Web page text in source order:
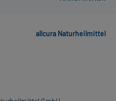
allcura Naturheilmittel